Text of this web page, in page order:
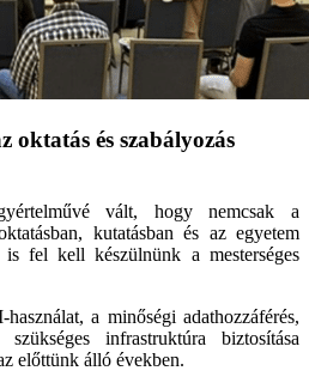
oktatás és szabályozás
vált, hogy nemcsak a
kutatásban és az egyetem
is fel kell készülnünk a mesterséges
a minőségi adathozzáférés,
infrastruktúra biztosítása
előttünk álló években.